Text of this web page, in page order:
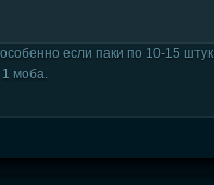
если паки по 10-15 штук
1 моба.